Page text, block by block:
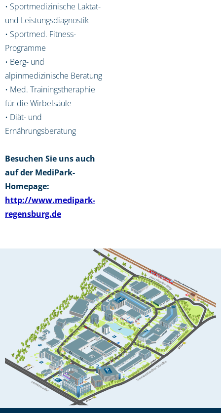
• Sportmedizinische Laktat-
und Leistungsdiagnostik
• Sportmed. Fitness-
Programme
• Berg- und
alpinmedizinische Beratung
• Med. Trainingstheraphie
für die Wirbelsäule
• Diät- und
Ernährungsberatung
Besuchen Sie uns auch
auf der MediPark-
Homepage:
http://www.medipark-
regensburg.de